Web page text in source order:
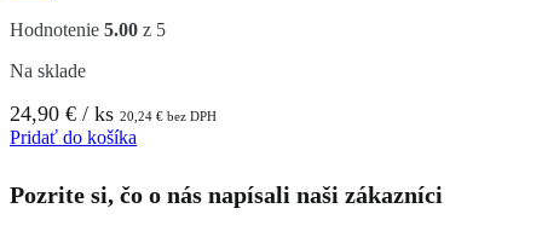
Hodnotenie 5.00 z 5
Na sklade
24,90 € / ks 20,24 € bez DPH
Pridať do košíka
Pozrite si, čo o nás napísali naši zákazníci